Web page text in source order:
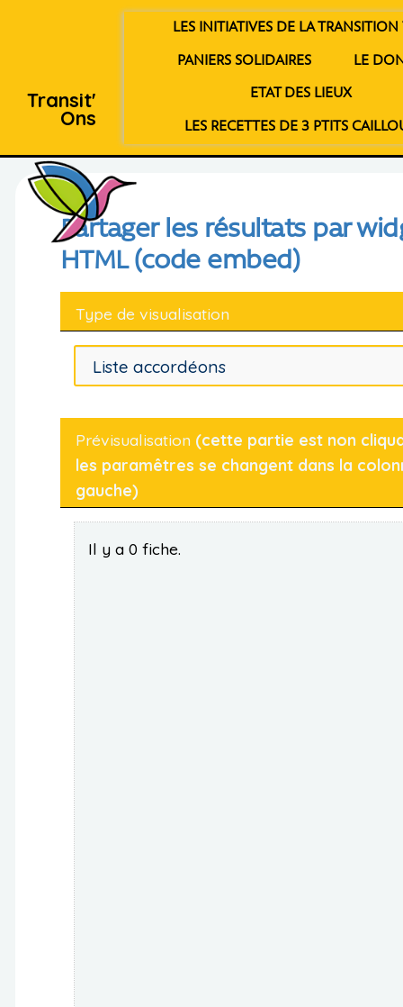
Transit'
Ons
LES INITIATIVES DE LA TRANSITION
PANIERS SOLIDAIRES LE
ETAT DES LIEUX
LES RECETTES DE 3 PTITS
Partager les résultats par
HTML (code embed)
Type de visualisation
Prévisualisation (cette partie est non
les paramêtres se changent dans la
gauche)